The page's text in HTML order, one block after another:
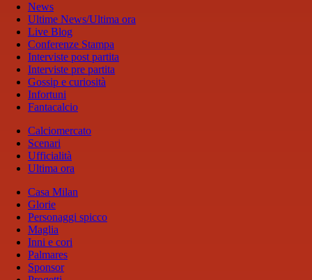
News
Ultime News/Ultima ora
Live Blog
Conferenze Stampa
Interviste post partita
Interviste pre partita
Gossip e curiosità
Infortuni
Fantacalcio
Calciomercato
Scenari
Ufficialità
Ultima ora
Casa Milan
Glorie
Personaggi spicco
Maglia
Inni e cori
Palmares
Sponsor